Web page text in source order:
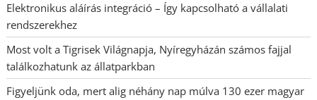
Elektronikus aláírás integráció – Így kapcsolható a vállalati
rendszerekhez
Most volt a Tigrisek Világnapja, Nyíregyházán számos fajjal
találkozhatunk az állatparkban
Figyeljünk oda, mert alig néhány nap múlva 130 ezer magyar